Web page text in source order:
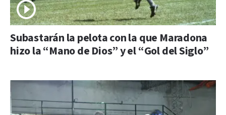
Subastarán la pelota con la que Maradona
hizo la “Mano de Dios” y el “Gol del Siglo”